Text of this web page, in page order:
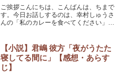
ご挨拶こんにちは、こんばんは、ちまで
す。今日お話しするのは、幸村しゅうさ
んの「私のカレーを食べてください」で
などを経て小説を書き始め、本作品で第2
回「日本おいしい小説大...
【小説】君嶋 彼方「夜がうたた
寝してる間に」【感想・あらす
じ】